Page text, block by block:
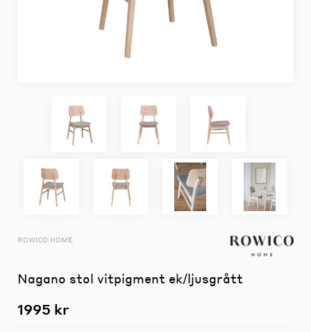
ROWICO HOME
Nagano stol vitpigment ek/ljusgrått
1995 kr